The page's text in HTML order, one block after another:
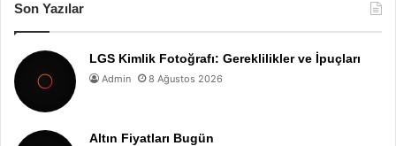
Son Yazılar
LGS Kimlik Fotoğrafı: Gereklilikler ve İpuçları
Admin 8 Ağustos 2026
Altın Fiyatları Bugün